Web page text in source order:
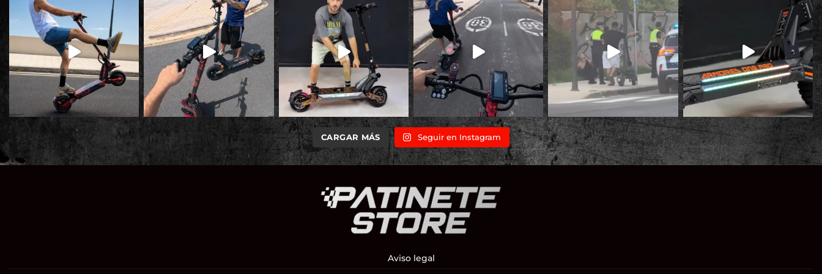
CARGAR MÁS Seguir en Instagram
Aviso legal